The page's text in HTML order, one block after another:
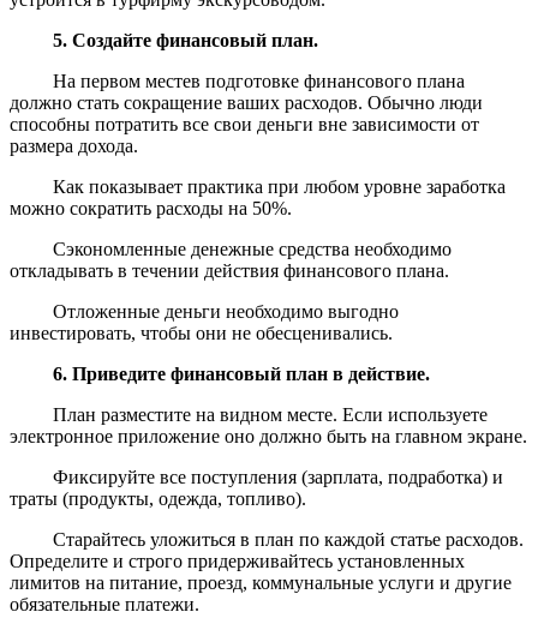
5. Создайте финансовый план.
На первом местев подготовке финансового плана
должно стать сокращение ваших расходов. Обычно люди
способны потратить все свои деньги вне зависимости от
размера дохода.
Как показывает практика при любом уровне заработка
можно сократить расходы на 50%.
Сэкономленные денежные средства необходимо
откладывать в течении действия финансового плана.
Отложенные деньги необходимо выгодно
инвестировать, чтобы они не обесценивались.
6. Приведите финансовый план в действие.
План разместите на видном месте. Если используете
электронное приложение оно должно быть на главном экране.
Фиксируйте все поступления (зарплата, подработка) и
траты (продукты, одежда, топливо).
Старайтесь уложиться в план по каждой статье расходов.
Определите и строго придерживайтесь установленных
лимитов на питание, проезд, коммунальные услуги и другие
обязательные платежи.